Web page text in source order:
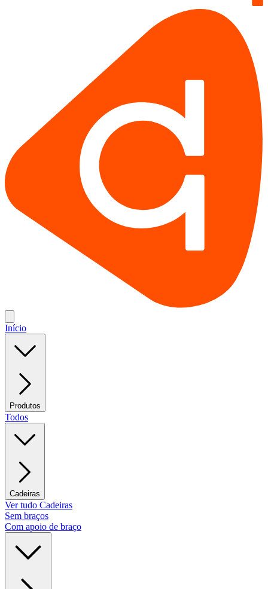
Início
Produtos
Todos
Cadeiras
Ver tudo Cadeiras
Sem braços
Com apoio de braço